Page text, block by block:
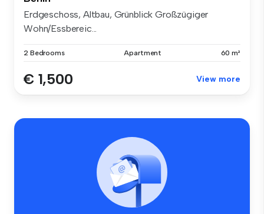
Erdgeschoss, Altbau, Grünblick Großzügiger
Wohn/Essbereic...
2 Bedrooms Apartment 60 m²
€ 1,500 View more